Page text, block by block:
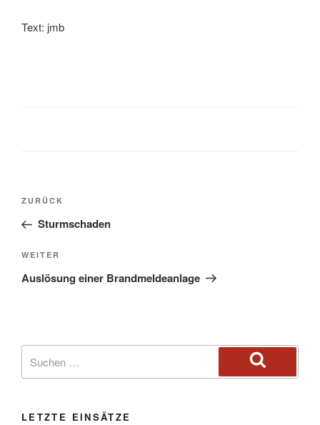
Text: jmb
ZURÜCK
Sturmschaden
WEITER
Auslösung einer Brandmeldeanlage
LETZTE EINSÄTZE